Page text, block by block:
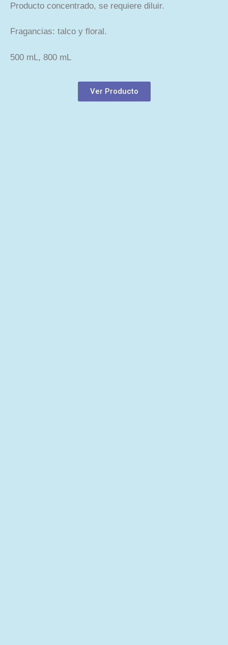
Producto concentrado, se requiere diluir.
Fragancias: talco y floral.
500 mL, 800 mL
Ver Producto